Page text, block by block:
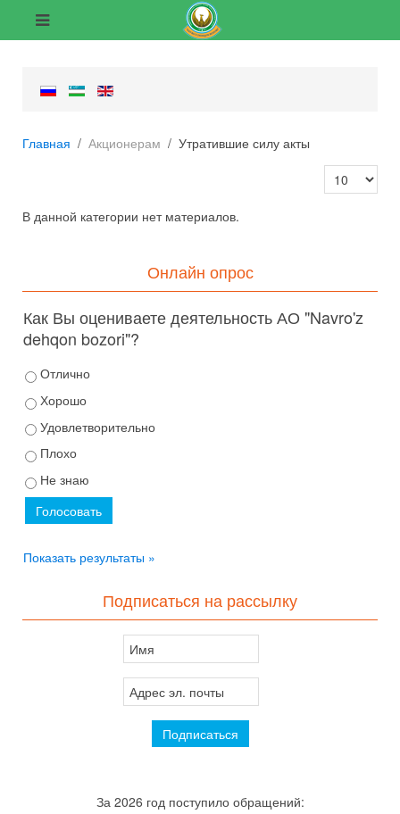
Главная Акционерам
Утратившие силу акты
Кол-во
В данной категории нет материалов.
Онлайн опрос
Как Вы оцениваете деятельность АО "Navro'z
dehqon bozori"?
Отлично
Хорошо
Удовлетворительно
Плохо
Не знаю
Показать результаты »
Подписаться на рассылку
За 2026 год поступило обращений: